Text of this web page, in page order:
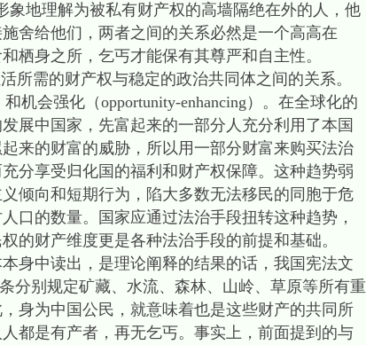
地理解为被私有财产权的高墙隔绝在外的人，他
舍给他们，两者之间的关系必然是一个高高在
栖身之所，乞丐才能保有其尊严和自主性。
需的财产权与稳定的政治共同体之间的关系。
机会强化（opportunity-enhancing）。在全球化的
展中国家，先富起来的一部分人充分利用了本国
来的财富的威胁，所以用一部分财富来购买法治
分享受归化国的福利和财产权保障。这种趋势弱
倾向和短期行为，陷大多数无法移民的同胞于危
口的数量。国家应通过法治手段扭转这种趋势，
的财产维度更是各种法治手段的前提和基础。
中读出，是理论阐释的结果的话，我国宪法文
分别规定矿藏、水流、森林、山岭、草原等所有重
身为中国公民，就意味着也是这些财产的共同所
都是有产者，再无乞丐。事实上，前面提到的与